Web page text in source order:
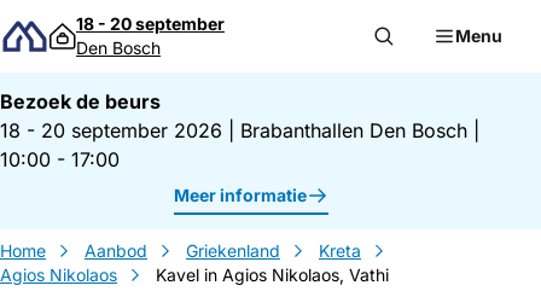
Direct naar inhoud
18 - 20 september
Den Bosch
Menu
Bezoek de beurs
18 - 20 september 2026
Brabanthallen Den Bosch
10:00 - 17:00
Meer informatie
Home Aanbod Griekenland
Kreta
Agios Nikolaos
Kavel in Agios Nikolaos, Vathi